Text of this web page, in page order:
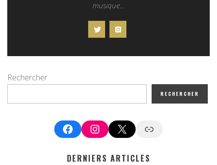
musique...
Rechercher
RECHERCHER
FacebookInstagram
X Google News
DERNIERS ARTICLES